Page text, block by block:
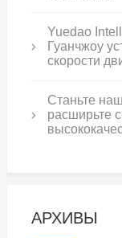
Yuedao
Гуанчжоу
скорости
Станьте
расширьте
АРХИВЫ